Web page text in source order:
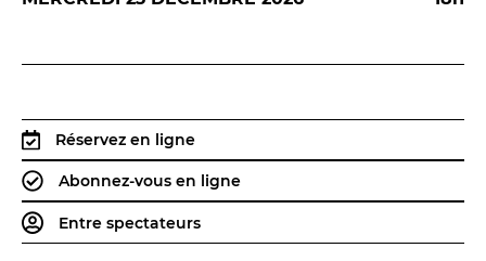
Réservez en ligne
Abonnez-vous en ligne
Entre spectateurs